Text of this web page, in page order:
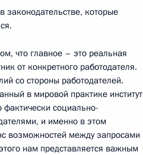
юридический форум
законодательстве, которые
что главное – это реальная
от конкретного работодателя.
со стороны работодателей.
в мировой практике институт
социально-
и именно в этом
возможностей между запросами
нам представляется важным